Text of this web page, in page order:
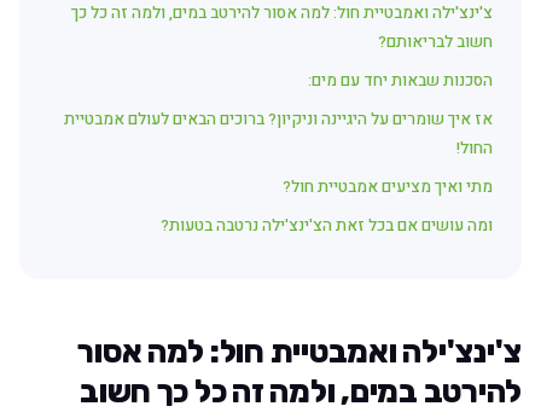
צ'ינצ'ילה ואמבטיית חול: למה אסור להירטב במים, ולמה זה כל כך
חשוב לבריאותם?
הסכנות שבאות יחד עם מים:
אז איך שומרים על היגיינה וניקיון? ברוכים הבאים לעולם אמבטיית
החול!
מתי ואיך מציעים אמבטיית חול?
ומה עושים אם בכל זאת הצ'ינצ'ילה נרטבה בטעות?
צ'ינצ'ילה ואמבטיית חול: למה אסור
להירטב במים, ולמה זה כל כך חשוב